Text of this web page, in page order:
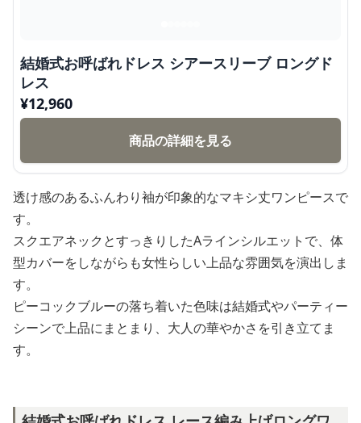
結婚式お呼ばれドレス シアースリーブ ロングド
レス
¥12,960
商品の詳細を見る
透け感のあるふんわり袖が印象的なマキシ丈ワンピースで
す。
スクエアネックとすっきりしたAラインシルエットで、体
型カバーをしながらも女性らしい上品な雰囲気を演出しま
す。
ピーコックブルーの落ち着いた色味は結婚式やパーティー
シーンで上品にまとまり、大人の華やかさを引き立てま
す。